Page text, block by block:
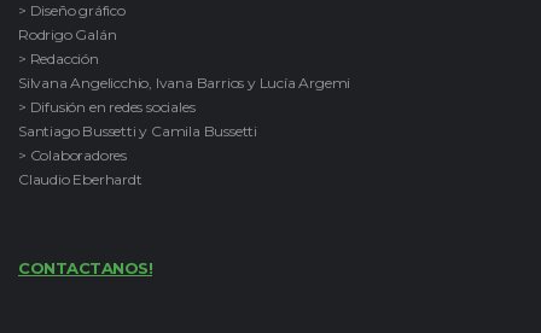
> Diseño gráfico
Rodrigo Galán
> Redacción
Silvana Angelicchio, Ivana Barrios y Lucía Argemi
> Difusión en redes sociales
Santiago Bussetti y Camila Bussetti
> Colaboradores
Claudio Eberhardt
CONTACTANOS!